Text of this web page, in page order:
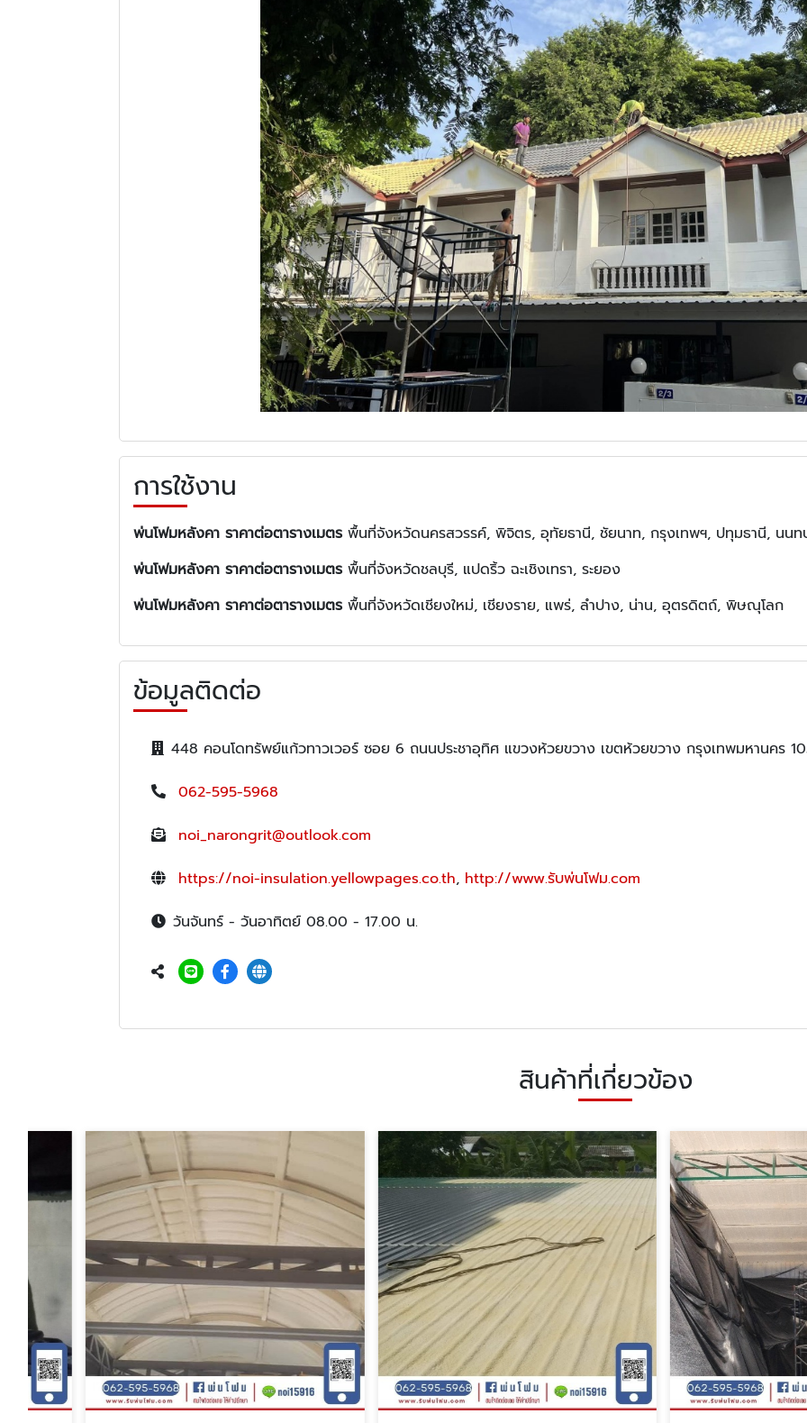
การใช้งาน
พ่นโฟมหลังคา ราคาต่อตารางเมตร พื้นที่จังหวัดนครสวรรค์, พิจิตร, อุทัยธานี, ชัยนาท, กรุงเทพฯ, ปทุมธานี, นนท
พ่นโฟมหลังคา ราคาต่อตารางเมตร พื้นที่จังหวัดชลบุรี, แปดริ้ว ฉะเชิงเทรา, ระยอง
พ่นโฟมหลังคา ราคาต่อตารางเมตร พื้นที่จังหวัดเชียงใหม่, เชียงราย, แพร่, ลำปาง, น่าน, อุตรดิตถ์, พิษณุโลก
ข้อมูลติดต่อ
448 คอนโดทรัพย์แก้วทาวเวอร์ ซอย 6 ถนนประชาอุทิศ แขวงห้วยขวาง เขตห้วยขวาง กรุงเทพมหานคร
062-595-5968
noi_narongrit@outlook.com
https://noi-insulation.yellowpages.co.th, http://www.รับพ่นโฟม.com
วันจันทร์ - วันอาทิตย์ 08.00 - 17.00 น.
สินค้าที่เกี่ยวข้อง